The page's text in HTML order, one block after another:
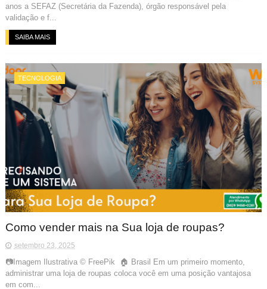
anos a SEFAZ (Secretária da Fazenda), órgão responsável pela
validação e f...
SAIBA MAIS
TECNOLOGIA
Como vender mais na Sua loja de roupas?
setembro 23, 2025
📷Imagem Ilustrativa © FreePik 🏠 Brasil Em um primeiro momento,
administrar uma loja de roupas coloca você em uma posição vantajosa
em com...